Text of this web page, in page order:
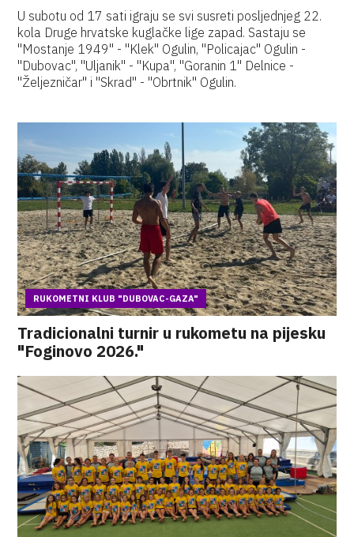
U subotu od 17 sati igraju se svi susreti posljednjeg 22.
kola Druge hrvatske kuglačke lige zapad. Sastaju se
"Mostanje 1949" - "Klek" Ogulin, "Policajac" Ogulin -
"Dubovac", "Uljanik" - "Kupa", "Goranin 1" Delnice -
"Željezničar" i "Skrad" - "Obrtnik" Ogulin.
RUKOMETNI KLUB "DUBOVAC-GAZA"
Tradicionalni turnir u rukometu na pijesku
"Foginovo 2026."